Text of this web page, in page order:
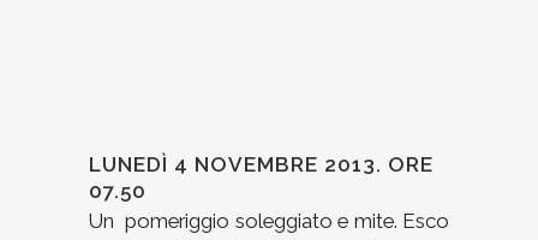
LUNEDÌ 4 NOVEMBRE 2013. ORE
07.50
Un pomeriggio soleggiato e mite. Esco